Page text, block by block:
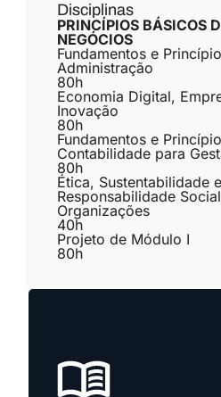
Disciplinas
PRINCÍPIOS BÁSICOS
NEGÓCIOS
Fundamentos e
Administração
80h
Economia Digital,
Inovação
80h
Fundamentos e
Contabilidade para
80h
Ética, Sustentabilidade e
Responsabilidade
Organizações
40h
Projeto de Módulo I
80h